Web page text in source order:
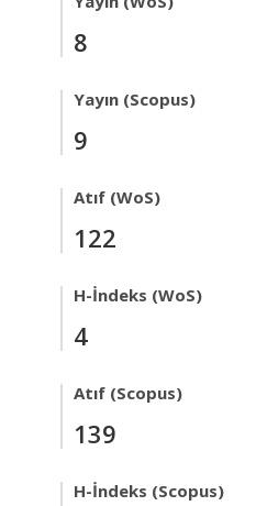
8
Yayın (Scopus)
9
Atıf (WoS)
122
H-İndeks (WoS)
4
Atıf (Scopus)
139
H-İndeks (Scopus)